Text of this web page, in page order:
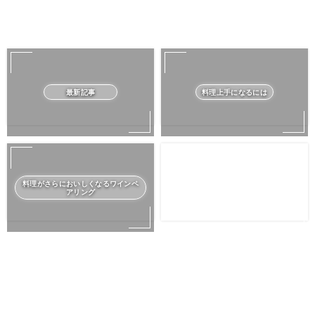
最新記事 料理上手になるには
料理がさらにおいしくなるワインペ
アリング